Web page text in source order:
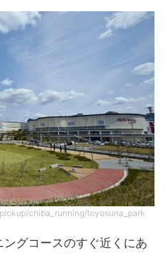
chiba_running/toyosuna_park
グコースのすぐ近くにあ